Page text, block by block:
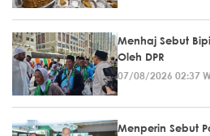
Menhaj Sebut
Oleh DPR
07/08/2026 02:37
Menperin Sebut